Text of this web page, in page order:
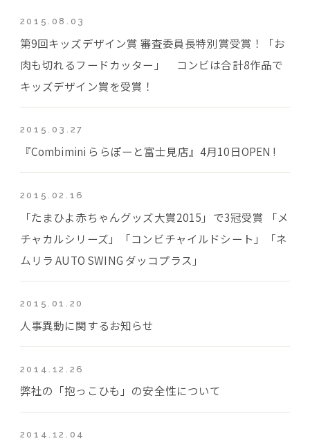
2015.08.03
第9回キッズデザイン賞 審査委員長特別賞受賞！「お
肉も切れるフードカッター」 コンビは合計8作品で
キッズデザイン賞を受賞！
2015.03.27
『Combimini ららぽーと富士見店』4月10日OPEN !
2015.02.16
「たまひよ赤ちゃんグッズ大賞2015」で3冠受賞 「メ
チャカルシリーズ」「コンビチャイルドシート」「ネ
ムリラ AUTO SWING ダッコプラス」
2015.01.20
人事異動に関するお知らせ
2014.12.26
弊社の「抱っこひも」の安全性について
2014.12.04